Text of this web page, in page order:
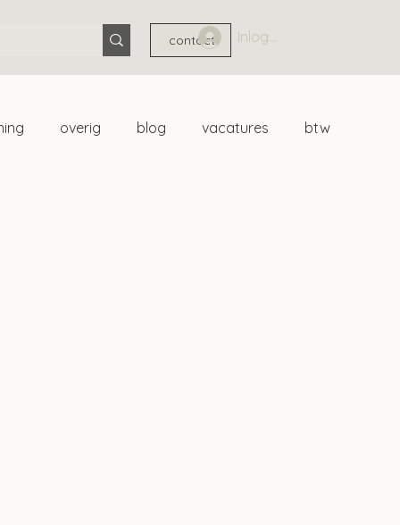
contact Inloggen
overig blog vacatures btw